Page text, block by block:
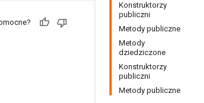
Konstruktorzy
publiczni
Metody publiczne
Metody
dziedziczone
Konstruktorzy
publiczni
Metody publiczne